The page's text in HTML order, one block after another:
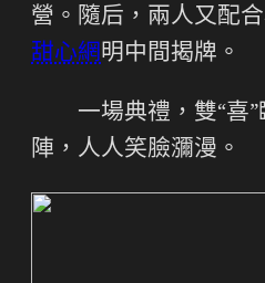
營。隨后，兩人又配
甜心網明中間揭牌。
一場典禮，雙“喜
陣，人人笑臉瀰漫。